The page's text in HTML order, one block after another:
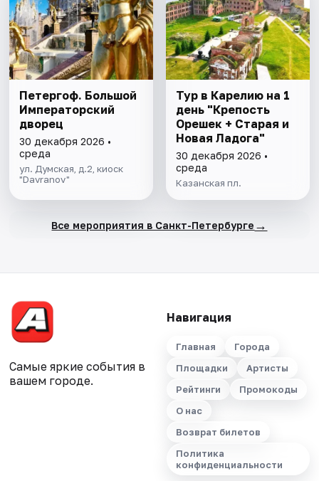
Петергоф. Большой
Императорский
дворец
30 декабря 2026 •
среда
ул. Думская, д.2, киоск
"Davranov"
Тур в Карелию на 1
день "Крепость
Орешек + Старая и
Новая Ладога"
30 декабря 2026 •
среда
Казанская пл.
Все мероприятия в Санкт-Петербурге →
Самые яркие события в
вашем городе.
Навигация
Главная
Города
Площадки
Артисты
Рейтинги
Промокоды
О нас
Возврат билетов
Политика
конфиденциальности